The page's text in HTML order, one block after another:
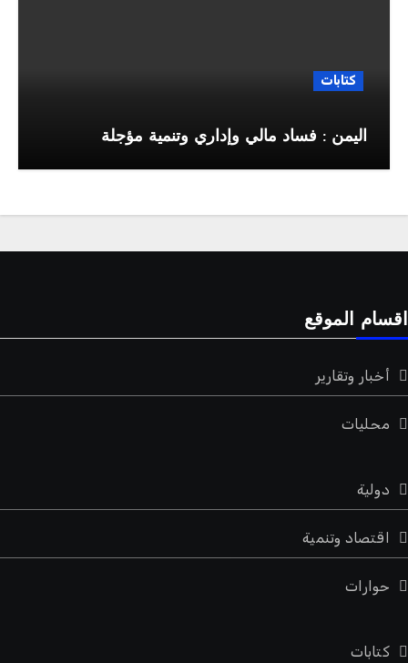
كتابات
اليمن : فساد مالي وإداري وتنمية مؤجلة
اقسام الموقع
أخبار وتقارير
محليات
دولية
اقتصاد وتنمية
حوارات
كتابات